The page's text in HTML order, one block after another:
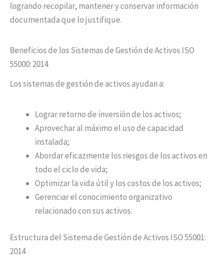
logrando recopilar, mantener y conservar información
documentada que lo justifique.
Beneficios de los Sistemas de Gestión de Activos ISO
55000: 2014
Los sistemas de gestión de activos ayudan a:
Lograr retorno de inversión de los activos;
Aprovechar al máximo el uso de capacidad
instalada;
Abordar eficazmente los riesgos de los activos en
todo el ciclo de vida;
Optimizar la vida útil y los costos de los activos;
Gerenciar el conocimiento organizativo
relacionado con sus activos.
Estructura del Sistema de Gestión de Activos ISO 55001:
2014